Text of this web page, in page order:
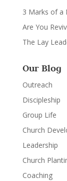
3 Marks of a
Are You
The Lay
Our Blog
Outreach
Discipleship
Group Life
Church
Leadership
Church
Coaching